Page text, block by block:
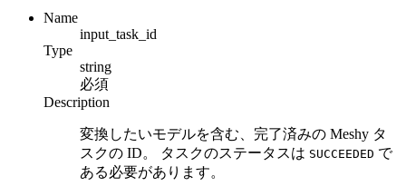
Name
input_task_id
Type
string
必須
Description
変換したいモデルを含む、完了済みの Meshy タ
スクの ID。 タスクのステータスは SUCCEEDED で
ある必要があります。